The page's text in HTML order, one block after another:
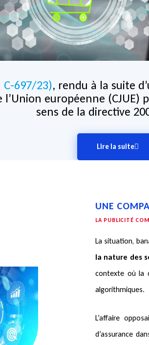
697/23), rendu à la suite
européenne
sens de la directive
Lire la suite
UNE
LA PUBLICITÉ
La situation,
la nature des
contexte où la
algorithmiques.
L’affaire
d’assurance